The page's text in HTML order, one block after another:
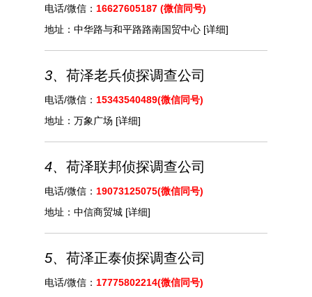
电话/微信： 16627605187 (微信同号)
地址： 中华路与和平路路南国贸中心 [详细]
3、 荷泽老兵侦探调查公司
电话/微信： 15343540489(微信同号)
地址： 万象广场 [详细]
4、 荷泽联邦侦探调查公司
电话/微信： 19073125075(微信同号)
地址： 中信商贸城 [详细]
5、 荷泽正泰侦探调查公司
电话/微信： 17775802214(微信同号)